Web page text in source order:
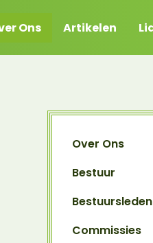
Over Ons
Bestuur
Bestuursleden
Commissies